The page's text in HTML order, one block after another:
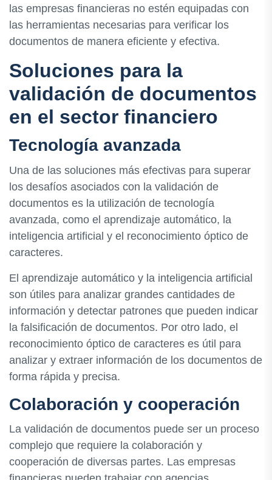
las empresas financieras no estén equipadas con
las herramientas necesarias para verificar los
documentos de manera eficiente y efectiva.
Soluciones para la
validación de documentos
en el sector financiero
Tecnología avanzada
Una de las soluciones más efectivas para superar
los desafíos asociados con la validación de
documentos es la utilización de tecnología
avanzada, como el aprendizaje automático, la
inteligencia artificial y el reconocimiento óptico de
caracteres.
El aprendizaje automático y la inteligencia artificial
son útiles para analizar grandes cantidades de
información y detectar patrones que pueden indicar
la falsificación de documentos. Por otro lado, el
reconocimiento óptico de caracteres es útil para
analizar y extraer información de los documentos de
forma rápida y precisa.
Colaboración y cooperación
La validación de documentos puede ser un proceso
complejo que requiere la colaboración y
cooperación de diversas partes. Las empresas